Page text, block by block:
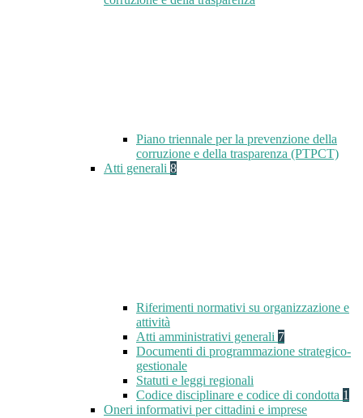
Piano triennale per la prevenzione della
corruzione e della trasparenza (PTPCT)
Atti generali 8
Riferimenti normativi su organizzazione e
attività
Atti amministrativi generali 7
Documenti di programmazione strategico-
gestionale
Statuti e leggi regionali
Codice disciplinare e codice di condotta 1
Oneri informativi per cittadini e imprese